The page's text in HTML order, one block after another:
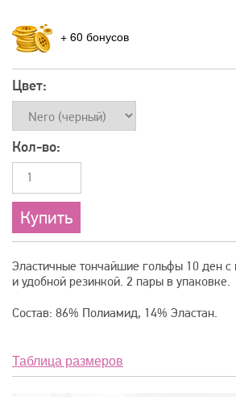
+ 60
Цвет:
Кол-во:
Эластичные тончайшие гольфы 10 ден
и удобной резинкой. 2 пары в упаковке.
Состав: 86% Полиамид, 14% Эластан.
Таблица размеров